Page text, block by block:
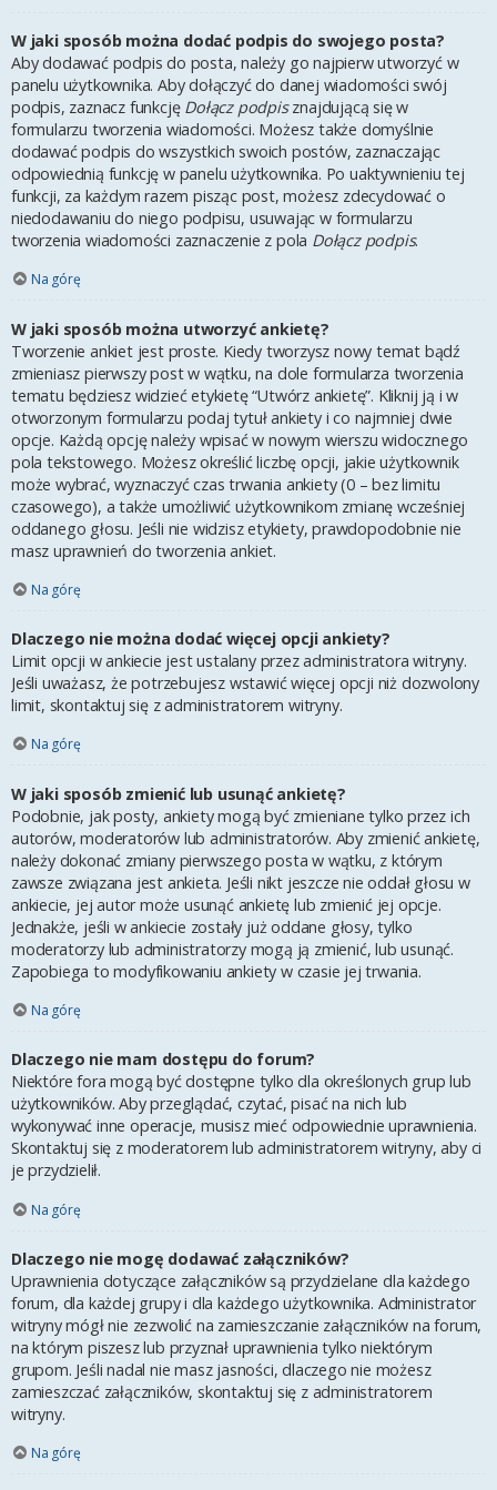
W jaki sposób można dodać podpis do swojego posta?
Aby dodawać podpis do posta, należy go najpierw utworzyć w
panelu użytkownika. Aby dołączyć do danej wiadomości swój
podpis, zaznacz funkcję Dołącz podpisznajdującą się w
formularzu tworzenia wiadomości. Możesz także domyślnie
dodawać podpis do wszystkich swoich postów, zaznaczając
odpowiednią funkcję w panelu użytkownika. Po uaktywnieniu tej
funkcji, za każdym razem pisząc post, możesz zdecydować o
niedodawaniu do niego podpisu, usuwając w formularzu
tworzenia wiadomości zaznaczenie z pola Dołącz podpis.
Na górę
W jaki sposób można utworzyć ankietę?
Tworzenie ankiet jest proste. Kiedy tworzysz nowy temat bądź
zmieniasz pierwszy post w wątku, na dole formularza tworzenia
tematu będziesz widzieć etykietę “Utwórz ankietę”. Kliknij ją i w
otworzonym formularzu podaj tytuł ankiety i co najmniej dwie
opcje. Każdą opcję należy wpisać w nowym wierszu widocznego
pola tekstowego. Możesz określić liczbę opcji, jakie użytkownik
może wybrać, wyznaczyć czas trwania ankiety (0 – bez limitu
czasowego), a także umożliwić użytkownikom zmianę wcześniej
oddanego głosu. Jeśli nie widzisz etykiety, prawdopodobnie nie
masz uprawnień do tworzenia ankiet.
Na górę
Dlaczego nie można dodać więcej opcji ankiety?
Limit opcji w ankiecie jest ustalany przez administratora witryny.
Jeśli uważasz, że potrzebujesz wstawić więcej opcji niż dozwolony
limit, skontaktuj się z administratorem witryny.
Na górę
W jaki sposób zmienić lub usunąć ankietę?
Podobnie, jak posty, ankiety mogą być zmieniane tylko przez ich
autorów, moderatorów lub administratorów. Aby zmienić ankietę,
należy dokonać zmiany pierwszego posta w wątku, z którym
zawsze związana jest ankieta. Jeśli nikt jeszcze nie oddał głosu w
ankiecie, jej autor może usunąć ankietę lub zmienić jej opcje.
Jednakże, jeśli w ankiecie zostały już oddane głosy, tylko
moderatorzy lub administratorzy mogą ją zmienić, lub usunąć.
Zapobiega to modyfikowaniu ankiety w czasie jej trwania.
Na górę
Dlaczego nie mam dostępu do forum?
Niektóre fora mogą być dostępne tylko dla określonych grup lub
użytkowników. Aby przeglądać, czytać, pisać na nich lub
wykonywać inne operacje, musisz mieć odpowiednie uprawnienia.
Skontaktuj się z moderatorem lub administratorem witryny, aby ci
je przydzielił.
Na górę
Dlaczego nie mogę dodawać załączników?
Uprawnienia dotyczące załączników są przydzielane dla każdego
forum, dla każdej grupy i dla każdego użytkownika. Administrator
witryny mógł nie zezwolić na zamieszczanie załączników na forum,
na którym piszesz lub przyznał uprawnienia tylko niektórym
grupom. Jeśli nadal nie masz jasności, dlaczego nie możesz
zamieszczać załączników, skontaktuj się z administratorem
witryny.
Na górę